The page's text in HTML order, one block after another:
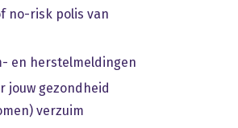
no-risk polis van
en herstelmeldingen
jouw gezondheid
verzuim